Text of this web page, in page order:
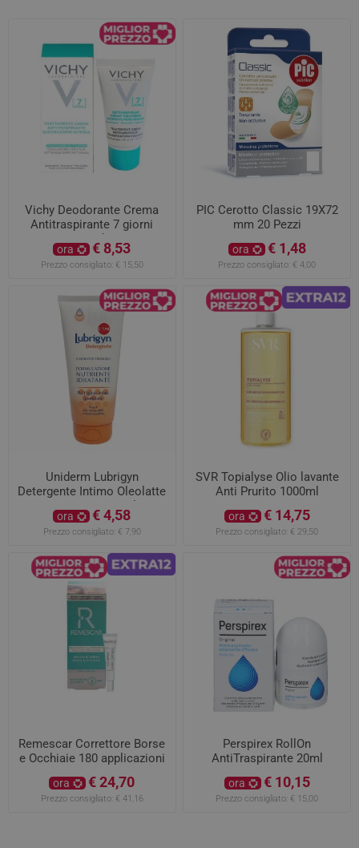
Vichy Deodorante Crema
Antitraspirante 7 giorni
30ml
ora € 8,53
Prezzo consigliato: € 15,50
PIC Cerotto Classic 19X72
mm 20 Pezzi
ora € 1,48
Prezzo consigliato: € 4,00
Uniderm Lubrigyn
Detergente Intimo Oleolatte
Cremoso 200 ml
ora € 4,58
Prezzo consigliato: € 7,90
SVR Topialyse Olio lavante
Anti Prurito 1000ml
ora € 14,75
Prezzo consigliato: € 29,50
Remescar Correttore Borse
e Occhiaie 180 applicazioni
ora € 24,70
Prezzo consigliato: € 41,16
Perspirex RollOn
AntiTraspirante 20ml
ora € 10,15
Prezzo consigliato: € 15,00